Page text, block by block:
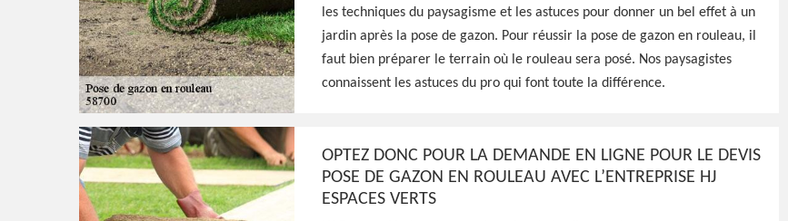
Excellent jardinier à Arthel 58700, HJ Espaces Verts peut intervenir à
tout moment et se déplacer gratuitement chez vous pour s'occuper
de la pose de gazon en rouleau, fournit un travail de qualité
Voir Nos Realisations
les techniques du paysagisme et les astuces pour donner un bel effet à un
jardin après la pose de gazon. Pour réussir la pose de gazon en rouleau, il
faut bien préparer le terrain où le rouleau sera posé. Nos paysagistes
connaissent les astuces du pro qui font toute la différence.
OPTEZ DONC POUR LA DEMANDE EN LIGNE POUR LE DEVIS
POSE DE GAZON EN ROULEAU AVEC L’ENTREPRISE HJ
ESPACES VERTS